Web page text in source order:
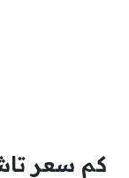
كم سعر